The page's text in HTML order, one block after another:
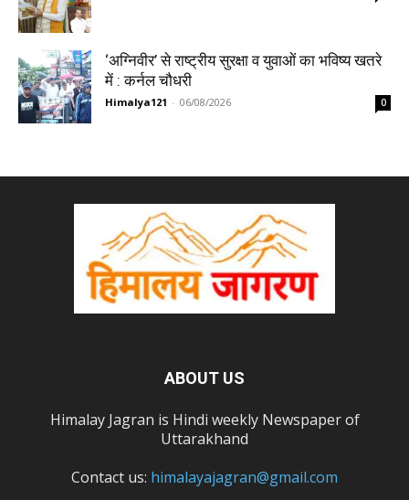
‘अग्निवीर’ से राष्ट्रीय सुरक्षा व युवाओं का भविष्य खतरे
में : कर्नल चौधरी
Himalya121 - 06/08/2026 0
ABOUT US
Himalay Jagran is Hindi weekly Newspaper of
Uttarakhand
Contact us: himalayajagran@gmail.com